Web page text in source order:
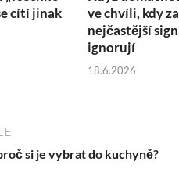
cítí jinak
ve chvíli, kdy
nejčastější
ignorují
18.6.2026
si je vybrat do kuchyně?